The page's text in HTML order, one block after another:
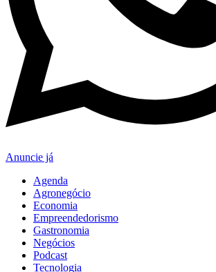
Anuncie já
Agenda
Agronegócio
Economia
Empreendedorismo
Gastronomia
Negócios
Podcast
Tecnologia